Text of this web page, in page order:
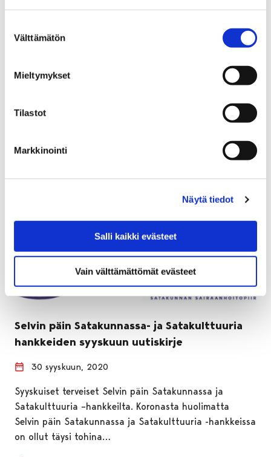
valinta
Välttämätön
Mieltymykset
Tilastot
Markkinointi
Näytä tiedot
Salli kaikki evästeet
Vain välttämättömät evästeet
Ensi lauantaina 10.9. vietämme Euroopan
Porista Hinnerjoelle, jossa tutustumme museoihin,
Selvin päin Satakunnassa- ja Satakulttuuria
hankkeiden syyskuun uutiskirje
30 syyskuun, 2020
Syyskuiset terveiset Selvin päin Satakunnassa ja
Satakulttuuria –hankkeilta. Koronasta huolimatta
Selvin päin Satakunnassa ja Satakulttuuria -hankkeissa
on ollut täysi tohina…